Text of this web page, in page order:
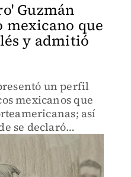
Guzmán
mexicano que
y admitió
un perfil
mexicanos que
así
se declaró